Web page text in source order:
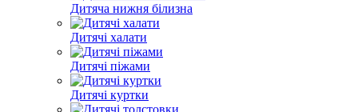
Дитяча нижня білизна
Дитячі халати
Дитячі піжами
Дитячі куртки